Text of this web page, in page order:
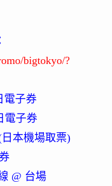
bigtokyo/?
電子券
電子券
本機場取票)
@ 台場